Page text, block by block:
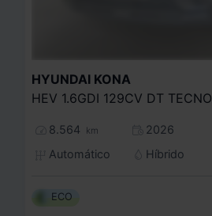
HYUNDAI KONA
HEV 1.6GDI 129CV DT TECNO
8.564 km
2026
Automático
Híbrido
ECO